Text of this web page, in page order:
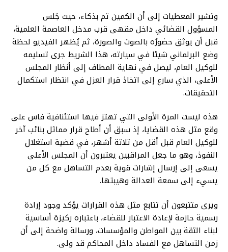
وتشير المعطيات إلى أن الكمين تم بذكاء، حيث جُلس
المسؤول القضائي داخل مقهى قرب مدخل العاصمة العلمية،
قبل أن يوثق حضورُه بالصوت والصورة، ثم يُظهر الفيديو لحظة
وضع البرلماني شيئا في سيارته، هذا الشريط جرى تسليمه
للوكيل العام، ليصل في نهاية المطاف إلى أنظار المجلس
الأعلى، الذي سارع إلى اتخاذ قرار العزل في انتظار استكمال
التحقيقات.
هذه ليست المرة الأولى التي تهتز فيها استئنافية فاس على
وقع مثل هذه القضايا، إذ سبق أن أطاح قرار مماثل بنائب آخر
للوكيل العام قبل أقل من ثلاثة أشهر، في قضية استغلال
النفوذ، وهو ما جعل المراقبين يعتبرون أن المجلس الأعلى
يسعى إلى إرسال إشارات قوية بعدم التساهل مع كل من
يسيء إلى سمعة العدالة وهيبتها.
ويرى متتبعون أن تتابع مثل هذه القرارات يؤكد وجود إرادة
رسمية حازمة لإعادة الاعتبار للقضاء، باعتباره ركيزة أساسية
لبناء الثقة بين المواطن والمؤسسات، ورسالة واضحة إلى أن
زمن التساهل مع الفساد داخل المحاكم قد ولى.